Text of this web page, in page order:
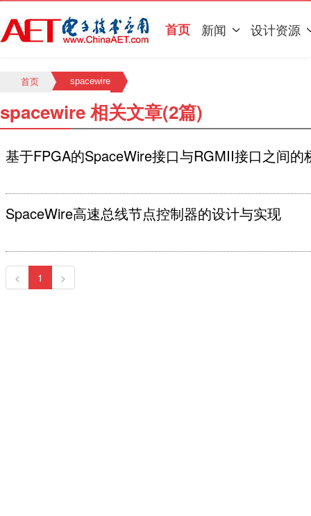
首页 新闻 设计资源
首页 spacewire
spacewire 相关文章(2篇)
基于FPGA的SpaceWire接口与RGMII接口之间的
SpaceWire高速总线节点控制器的设计与实现
< 1 >